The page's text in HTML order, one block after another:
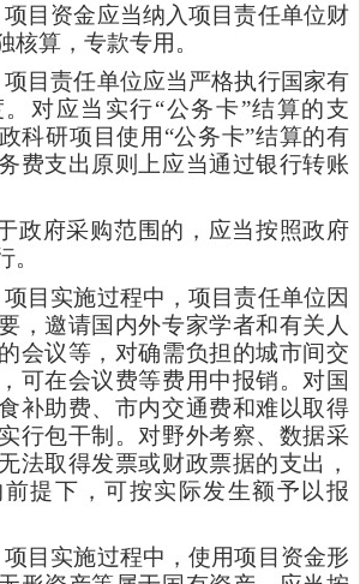
项目资金应当纳入项目责任单位财
核算，专款专用。
项目责任单位应当严格执行国家有
对应当实行“公务卡”结算的支
科研项目使用“公务卡”结算的有
费支出原则上应当通过银行转账
政府采购范围的，应当按照政府
。
项目实施过程中，项目责任单位因
，邀请国内外专家学者和有关人
会议等，对确需负担的城市间交
可在会议费等费用中报销。对国
补助费、市内交通费和难以取得
行包干制。对野外考察、数据采
法取得发票或财政票据的支出，
提下，可按实际发生额予以报
项目实施过程中，使用项目资金形